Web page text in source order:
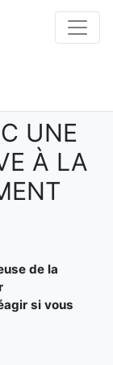
UNE
À LA
de la
si vous